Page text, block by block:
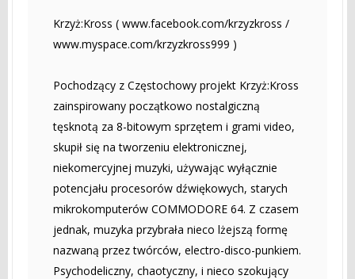
Krzyż:Kross ( www.facebook.com/krzyzkross /
www.myspace.com/krzyzkross999 )
Pochodzący z Częstochowy projekt Krzyż:Kross
zainspirowany początkowo nostalgiczną
tęsknotą za 8-bitowym sprzętem i grami video,
skupił się na tworzeniu elektronicznej,
niekomercyjnej muzyki, używając wyłącznie
potencjału procesorów dźwiękowych, starych
mikrokomputerów COMMODORE 64. Z czasem
jednak, muzyka przybrała nieco lżejszą formę
nazwaną przez twórców, electro-disco-punkiem.
Psychodeliczny, chaotyczny, i nieco szokujący